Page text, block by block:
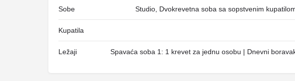
Sobe Studio, Dvokrevetna soba sa sopstvenim
Kupatila
Ležaji Spavaća soba 1: 1 krevet za jednu osobu | Dnevni